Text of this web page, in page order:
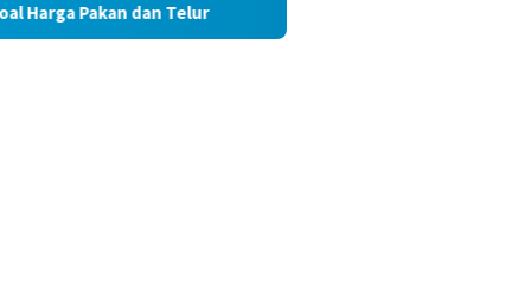
Telur TAK MAU KALAH DENGAN YANG MUDA, TIGA